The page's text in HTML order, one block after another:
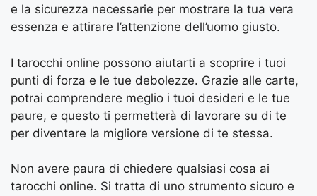
e la sicurezza necessarie per mostrare la tua vera
essenza e attirare l’attenzione dell’uomo giusto.
I tarocchi online possono aiutarti a scoprire i tuoi
punti di forza e le tue debolezze. Grazie alle carte,
potrai comprendere meglio i tuoi desideri e le tue
paure, e questo ti permetterà di lavorare su di te
per diventare la migliore versione di te stessa.
Non avere paura di chiedere qualsiasi cosa ai
tarocchi online. Si tratta di uno strumento sicuro e